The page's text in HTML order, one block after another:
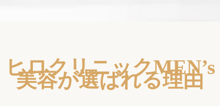
ヒロクリニックMEN’s
美容が選ばれる理由